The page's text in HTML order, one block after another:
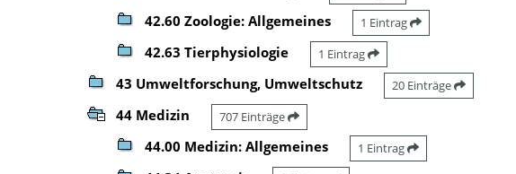
42.60 Zoologie: Allgemeines 1 Eintrag
42.63 Tierphysiologie 1 Eintrag
43 Umweltforschung, Umweltschutz 20 Einträge
44 Medizin 707 Einträge
44.00 Medizin: Allgemeines 1 Eintrag